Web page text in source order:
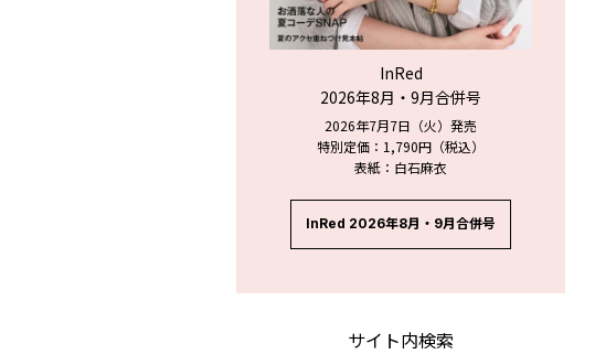
InRed
2026年8月・9月合併号
2026年7月7日（火）発売
特別定価：1,790円（税込）
表紙：白石麻衣
InRed 2026年8月・9月合併号
サイト内検索